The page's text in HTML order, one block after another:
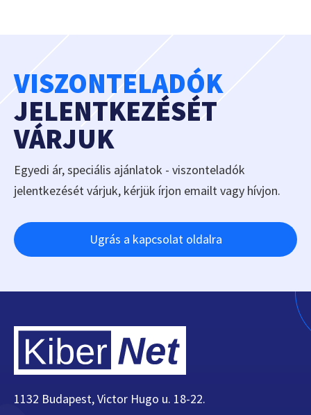
VISZONTELADÓK
JELENTKEZÉSÉT
VÁRJUK
Egyedi ár, speciális ajánlatok - viszonteladók
jelentkezését várjuk, kérjük írjon emailt vagy hívjon.
Ugrás a kapcsolat oldalra
1132 Budapest, Victor Hugo u. 18-22.